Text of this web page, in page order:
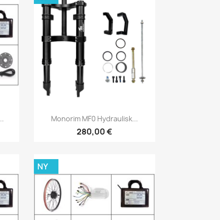
Snabbvy
Monorim MF0 Hydraulisk...
280,00 €
NY